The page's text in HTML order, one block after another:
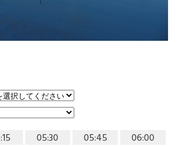
05:30 05:45
06:00